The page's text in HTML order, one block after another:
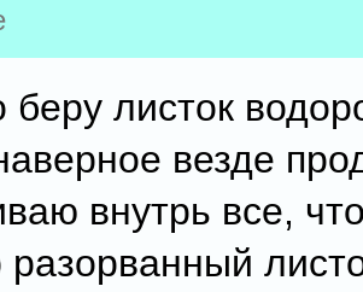
беру листок
везде
внутрь все,